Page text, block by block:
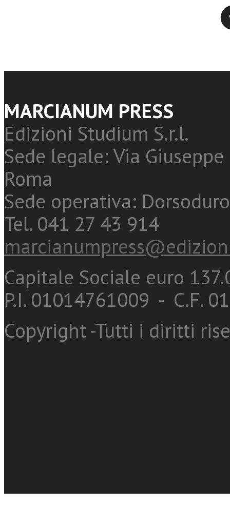
MARCIANUM PRESS
Edizioni Studium S.r.l.
Sede legale: Via
Roma
Sede operativa:
Tel. 041 27 43 914
Capitale Sociale euro
P.I. 01014761009 - C.F.
Copyright -Tutti i diritti